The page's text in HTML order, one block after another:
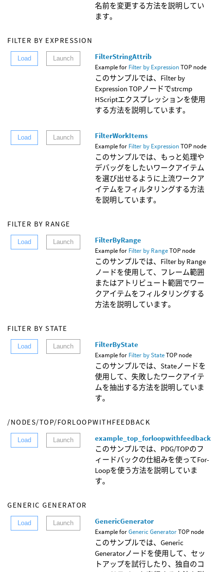
名前を変更する方法を説明してい
ます。
FILTER BY EXPRESSION
Load Launch FilterStringAttrib
Example for Filter by ExpressionTOP node
このサンプルでは、Filter by
Expression TOPノードでstrcmp
HScriptエクスプレッションを使用
する方法を説明しています。
Load Launch FilterWorkItems
Example for Filter by ExpressionTOP node
このサンプルでは、もっと処理や
デバッグをしたいワークアイテム
を選び出せるように上流ワークア
イテムをフィルタリングする方法
を説明しています。
FILTER BY RANGE
Load Launch FilterByRange
Example for Filter by RangeTOP node
このサンプルでは、Filter by Range
ノードを使用して、フレーム範囲
またはアトリビュート範囲でワー
クアイテムをフィルタリングする
方法を説明しています。
FILTER BY STATE
Load Launch FilterByState
Example for Filter by StateTOP node
このサンプルでは、Stateノードを
使用して、失敗したワークアイテ
ムを抽出する方法を説明していま
す。
/NODES/TOP/FORLOOPWITHFEEDBACK
Load Launch
example_top_forloopwithfeedback
このサンプルでは、PDG/TOPのフ
ィードバックの仕組みを使ってFor-
Loopを使う方法を説明していま
す。
GENERIC GENERATOR
Load Launch GenericGenerator
Example forGeneric GeneratorTOP node
このサンプルでは、Generic
Generatorノードを使用して、セッ
トアップを試行したり、独自のコ